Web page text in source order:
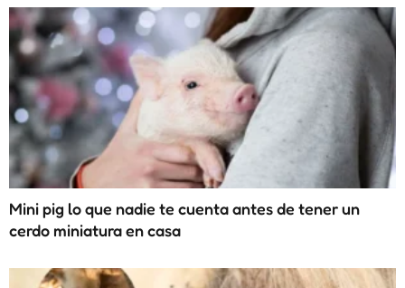
Mini pig lo que nadie te cuenta antes de tener un
cerdo miniatura en casa